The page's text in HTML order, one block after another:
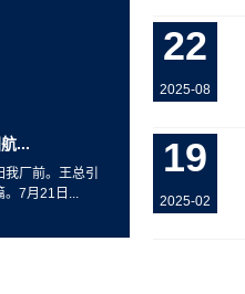
...
厂前。王总引
。7月21日...
22
2025-08
19
2025-02